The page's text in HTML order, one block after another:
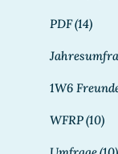
PDF(14)
1W6
WFRP(10)